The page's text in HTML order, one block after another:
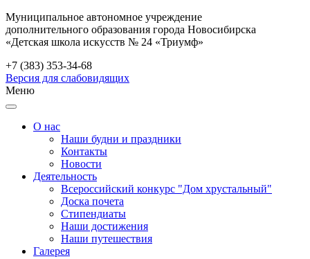
Муниципальное автономное учреждение
дополнительного образования города Новосибирска
«Детская школа искусств № 24 «Триумф»
+7 (383) 353-34-68
Версия для слабовидящих
Меню
О нас
Наши будни и праздники
Контакты
Новости
Деятельность
Всероссийский конкурс "Дом хрустальный"
Доска почета
Стипендиаты
Наши достижения
Наши путешествия
Галерея